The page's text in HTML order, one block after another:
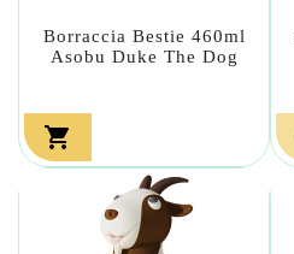
Borraccia Bestie 460ml
Asobu Duke The Dog
